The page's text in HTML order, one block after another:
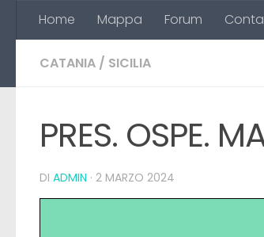
Salta al contenuto
Home Mappa Forum
CATANIA / SICILIA
PRES. OSPE.
DI ADMIN · 2 MARZO 2024